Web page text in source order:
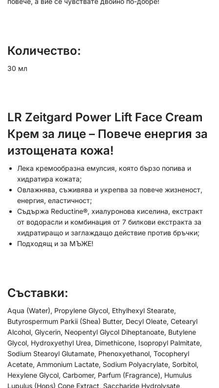
Количество:
30 мл
LR Zeitgard Power Lift Face Cream
Крем за лице – Повече енергия за
изтощената кожа!
Лека кремообразна емулсия, която бързо попива и
хидратира кожата;
Овлажнява, съживява и укрепва за повече жизненост,
енергия, еластичност;
Съдържа Reductine®, хиалуронова киселина, екстракт
от водорасли и комбинация от 7 билкови екстракта за
хидратиращо и заглаждащо действие против бръчки;
Подходящ и за МЪЖЕ!
Съставки:
Aqua (Water), Propylene Glycol, Ethylhexyl Stearate,
Butyrospermum Parkii (Shea) Butter, Decyl Oleate, Cetearyl
Alcohol, Glycerin, Neopentyl Glycol Diheptanoate, Butylene
Glycol, Hydroxyethyl Urea, Dimethicone, Isopropyl Palmitate,
Sodium Stearoyl Glutamate, Phenoxyethanol, Tocopheryl
Acetate, Ammonium Lactate, Sodium Polyacrylate, Sorbitol,
Hexylene Glycol, Carbomer, Parfum (Fragrance), Humulus
Lupulus (Hops) Cone Extract, Saccharide Hydrolysate,